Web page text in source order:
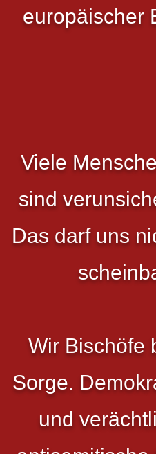
europäischer
Viele
sind
Das darf uns
Wir Bischöfe
Sorge.
und